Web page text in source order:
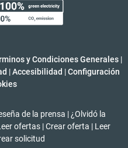
y Condiciones Generales |
| Accesibilidad | Configuración
de la prensa | ¿Olvidó la
ofertas | Crear oferta | Leer
solicitud